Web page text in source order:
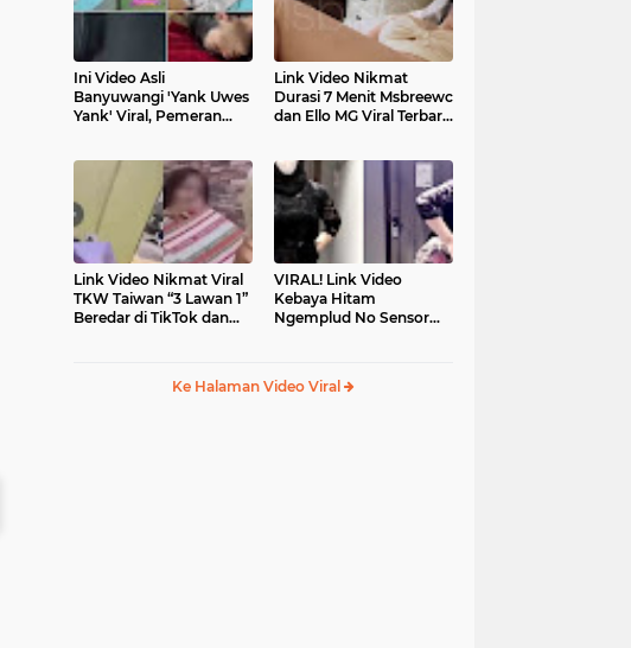
Ini Video Asli
Banyuwangi 'Yank Uwes
Yank' Viral, Pemeran
Link Video Nikmat
Durasi 7 Menit Msbreewc
dan Ello MG Viral Terbaru
Link Video Nikmat Viral
TKW Taiwan “3 Lawan 1”
Beredar di TikTok dan
VIRAL! Link Video
Kebaya Hitam
Ngemplud No Sensor
Ke Halaman Video Viral